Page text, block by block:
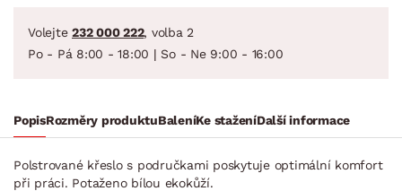
Volejte 232 000 222, volba 2
Po - Pá 8:00 - 18:00 | So - Ne 9:00 - 16:00
PopisRozměry produktuBaleníKe staženíDalší informace
Polstrované křeslo s područkami poskytuje optimální komfort
při práci. Potaženo bílou ekokůží.